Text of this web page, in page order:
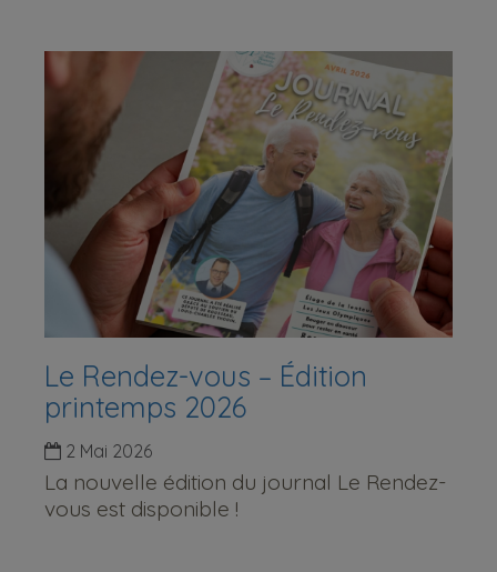
Le Rendez-vous – Édition
printemps 2026
2 Mai 2026
La nouvelle édition du journal Le Rendez-
vous est disponible !